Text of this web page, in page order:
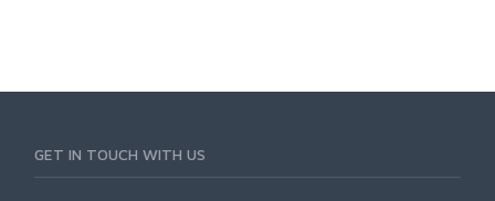
GET IN TOUCH WITH US